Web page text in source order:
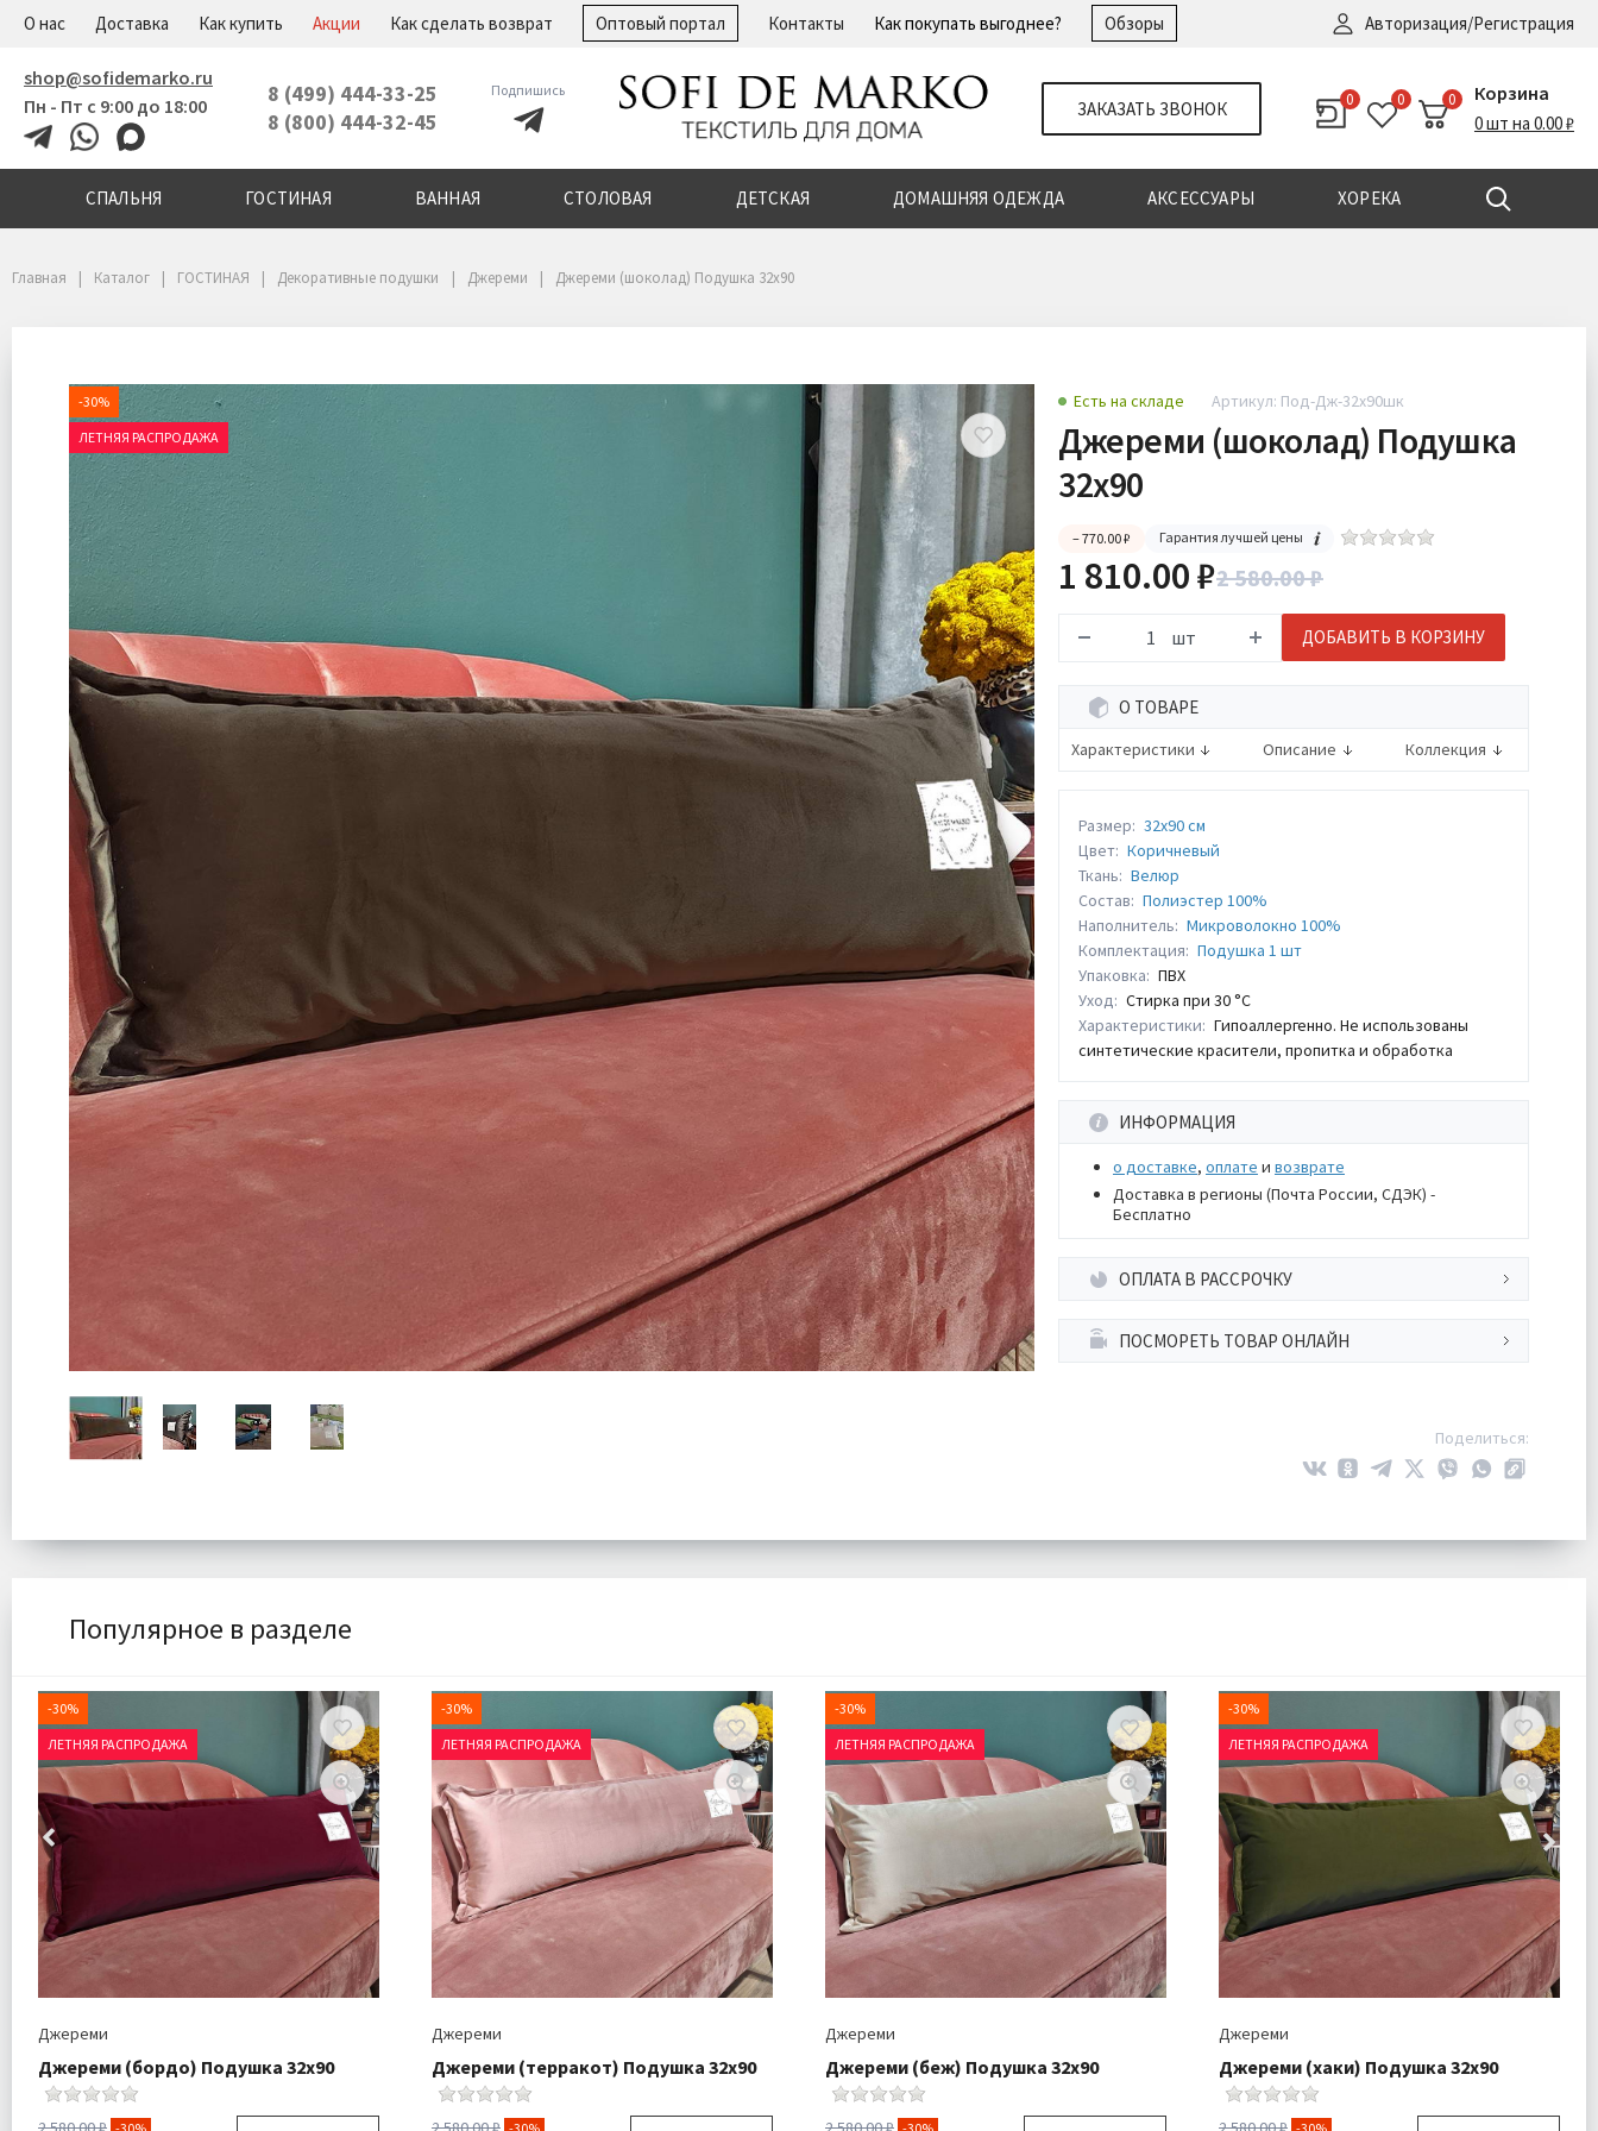
О нас Доставка Как купить Акции Как сделать возврат Оптовый портал Контакты Как покупать выгоднее? Обзоры Авторизация/Регистрация
shop@sofidemarko.ru
Пн - Пт с 9:00 до 18:00
8 (499) 444-33-25
8 (800) 444-32-45
Подпишись
ЗАКАЗАТЬ ЗВОНОК 0 0 0 Корзина
0 шт на 0.00 ₽
СПАЛЬНЯ ГОСТИНАЯ ВАННАЯ СТОЛОВАЯ ДЕТСКАЯ ДОМАШНЯЯ ОДЕЖДА АКСЕССУАРЫ ХОРЕКА
Регистрация
Главная Каталог ГОСТИНАЯ Декоративные подушки Джереми Джереми (шоколад) Подушка 32х90
-30%
ЛЕТНЯЯ РАСПРОДАЖА
Есть на складе Артикул: Под-Дж-32х90шк
Джереми (шоколад) Подушка
32х90
– 770.00 ₽ Гарантия лучшей цены
1 810.00 ₽2 580.00 ₽
шт ДОБАВИТЬ В КОРЗИНУ
О ТОВАРЕ
Характеристики Описание Коллекция
Размер: 32х90 см
Цвет: Коричневый
Ткань: Велюр
Состав: Полиэстер 100%
Наполнитель: Микроволокно 100%
Комплектация: Подушка 1 шт
Упаковка: ПВХ
Уход: Стирка при 30 °С
Характеристики: Гипоаллергенно. Не использованы
синтетические красители, пропитка и обработка
ИНФОРМАЦИЯ
о доставке, оплате и возврате
Доставка в регионы (Почта России, СДЭК) -
Бесплатно
ОПЛАТА В РАССРОЧКУ
ПОСМОРЕТЬ ТОВАР ОНЛАЙН
Поделиться:
Популярное в разделе
-30%
ЛЕТНЯЯ РАСПРОДАЖА
Джереми
Джереми (бордо) Подушка 32х90
-30%
ЛЕТНЯЯ РАСПРОДАЖА
Джереми
Джереми (терракот) Подушка 32х90
-30%
ЛЕТНЯЯ РАСПРОДАЖА
Джереми
Джереми (беж) Подушка 32х90
-30%
ЛЕТНЯЯ РАСПРОДАЖА
Джереми
Джереми (хаки) Подушка 32х90